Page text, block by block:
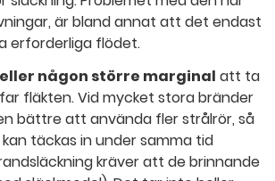
är bland annat att det endast
erforderliga flödet.
någon större marginal att ta
fläkten. Vid mycket stora bränder
bättre att använda fler strålrör, så
täckas in under samma tid
kräver att de brinnande